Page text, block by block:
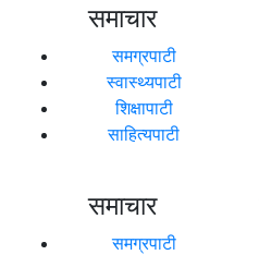
समाचार
समग्रपाटी
स्वास्थ्यपाटी
शिक्षापाटी
साहित्यपाटी
समाचार
समग्रपाटी